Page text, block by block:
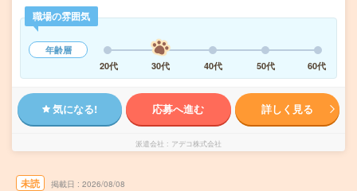
職場の雰囲気
年齢層
20代
30代 40代 50代 60代
気になる! 応募へ進む 詳しく見る
派遣会社 アデコ株式会社
未読 掲載日 2026/08/08